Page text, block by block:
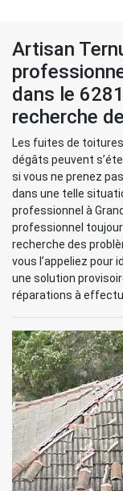
Artisan
dans le
recherche
Les fuites de
dégâts peuvent
si vous ne prenez
dans une telle
professionnel à
professionnel
recherche des
vous l’appeliez pour
une solution
réparations à